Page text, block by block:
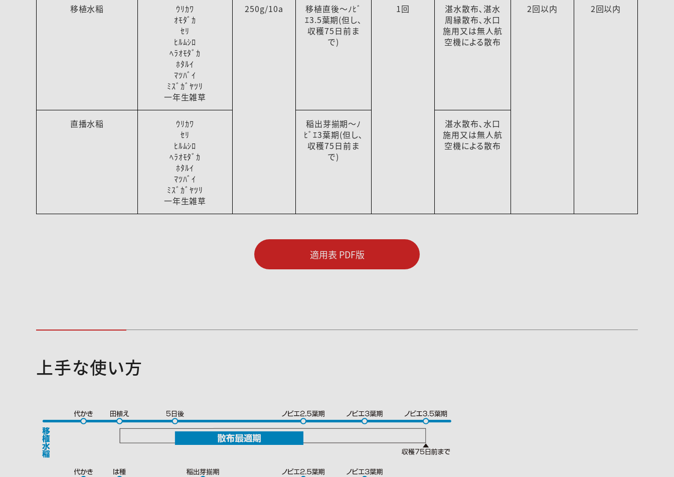
移植水稲
ｳﾘｶﾜ
ｵﾓﾀﾞｶ
ｾﾘ
ﾋﾙﾑｼﾛ
ﾍﾗｵﾓﾀﾞｶ
ﾎﾀﾙｲ
ﾏﾂﾊﾞｲ
ﾐｽﾞｶﾞﾔﾂﾘ
一年生雑草
250g/10a
移植直後～ﾉﾋﾞ
ｴ3.5葉期(但し､
収穫75日前ま
で)
1回
湛水散布､湛水
周縁散布､水口
施用又は無人航
空機による散布
2回以内 2回以内
直播水稲
ｳﾘｶﾜ
ｾﾘ
ﾋﾙﾑｼﾛ
ﾍﾗｵﾓﾀﾞｶ
ﾎﾀﾙｲ
ﾏﾂﾊﾞｲ
ﾐｽﾞｶﾞﾔﾂﾘ
一年生雑草
稲出芽揃期～ﾉ
ﾋﾞｴ3葉期(但し､
収穫75日前ま
で)
湛水散布､水口
施用又は無人航
空機による散布
適用表 PDF版
上手な使い方